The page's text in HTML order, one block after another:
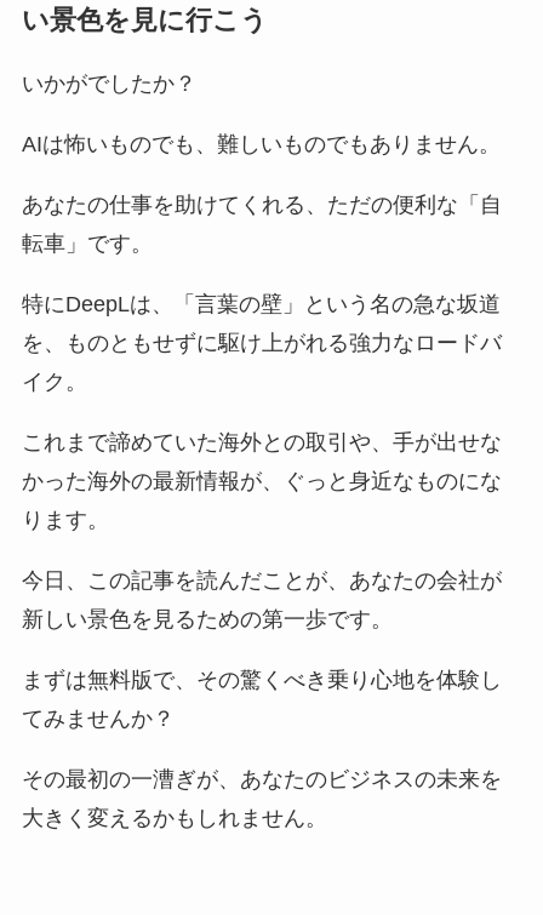
い景色を見に行こう
いかがでしたか？
AIは怖いものでも、難しいものでもありません。
あなたの仕事を助けてくれる、ただの便利な「自
転車」です。
特にDeepLは、「言葉の壁」という名の急な坂道
を、ものともせずに駆け上がれる強力なロードバ
イク。
これまで諦めていた海外との取引や、手が出せな
かった海外の最新情報が、ぐっと身近なものにな
ります。
今日、この記事を読んだことが、あなたの会社が
新しい景色を見るための第一歩です。
まずは無料版で、その驚くべき乗り心地を体験し
てみませんか？
その最初の一漕ぎが、あなたのビジネスの未来を
大きく変えるかもしれません。